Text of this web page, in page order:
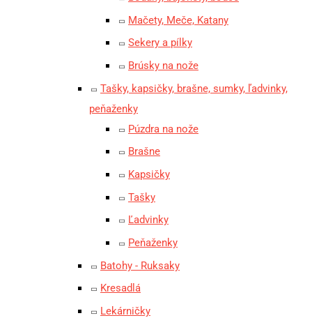
Mačety, Meče, Katany
Sekery a pílky
Brúsky na nože
Tašky, kapsičky, brašne, sumky, ľadvinky,
peňaženky
Púzdra na nože
Brašne
Kapsičky
Tašky
Ľadvinky
Peňaženky
Batohy - Ruksaky
Kresadlá
Lekárničky